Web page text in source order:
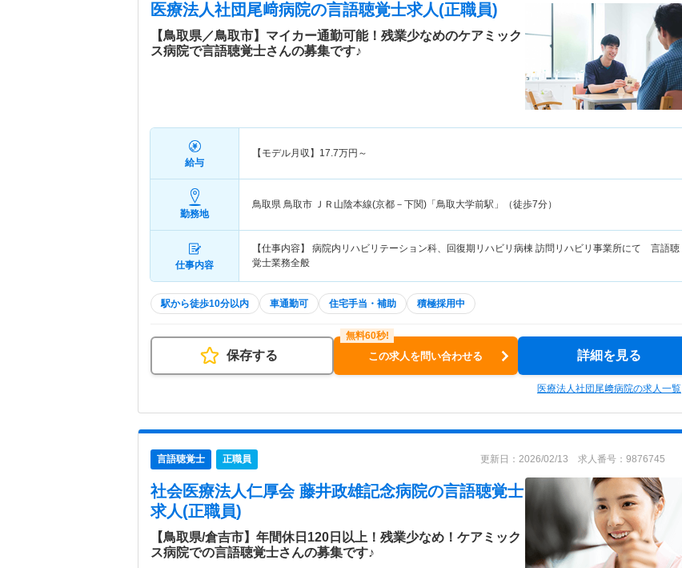
医療法人社団尾﨑病院の言語聴覚士求人(正職員)
【鳥取県／鳥取市】マイカー通勤可能！残業少なめのケアミック
ス病院で言語聴覚士さんの募集です♪
給与
【モデル月収】 17.7万円～
勤務地
鳥取県 鳥取市 ＪＲ山陰本線(京都－下関)「鳥取大学前駅」（徒歩7分）
仕事内容
【仕事内容】 病院内リハビリテーション科、回復期リハビリ病棟 訪問リハビリ事業所にて 言語聴
覚士業務全般
駅から徒歩10分以内 車通勤可 住宅手当・補助 積極採用中
保存する この求人を問い合わせる 詳細を見る
医療法人社団尾﨑病院の求人一覧
言語聴覚士 正職員 更新日：2026/02/13 求人番号：9876745
社会医療法人仁厚会 藤井政雄記念病院の言語聴覚士
求人(正職員)
【鳥取県/倉吉市】年間休日120日以上！残業少なめ！ケアミック
ス病院での言語聴覚士さんの募集です♪